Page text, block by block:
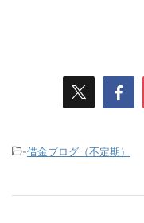
-借金ブログ（不定期）